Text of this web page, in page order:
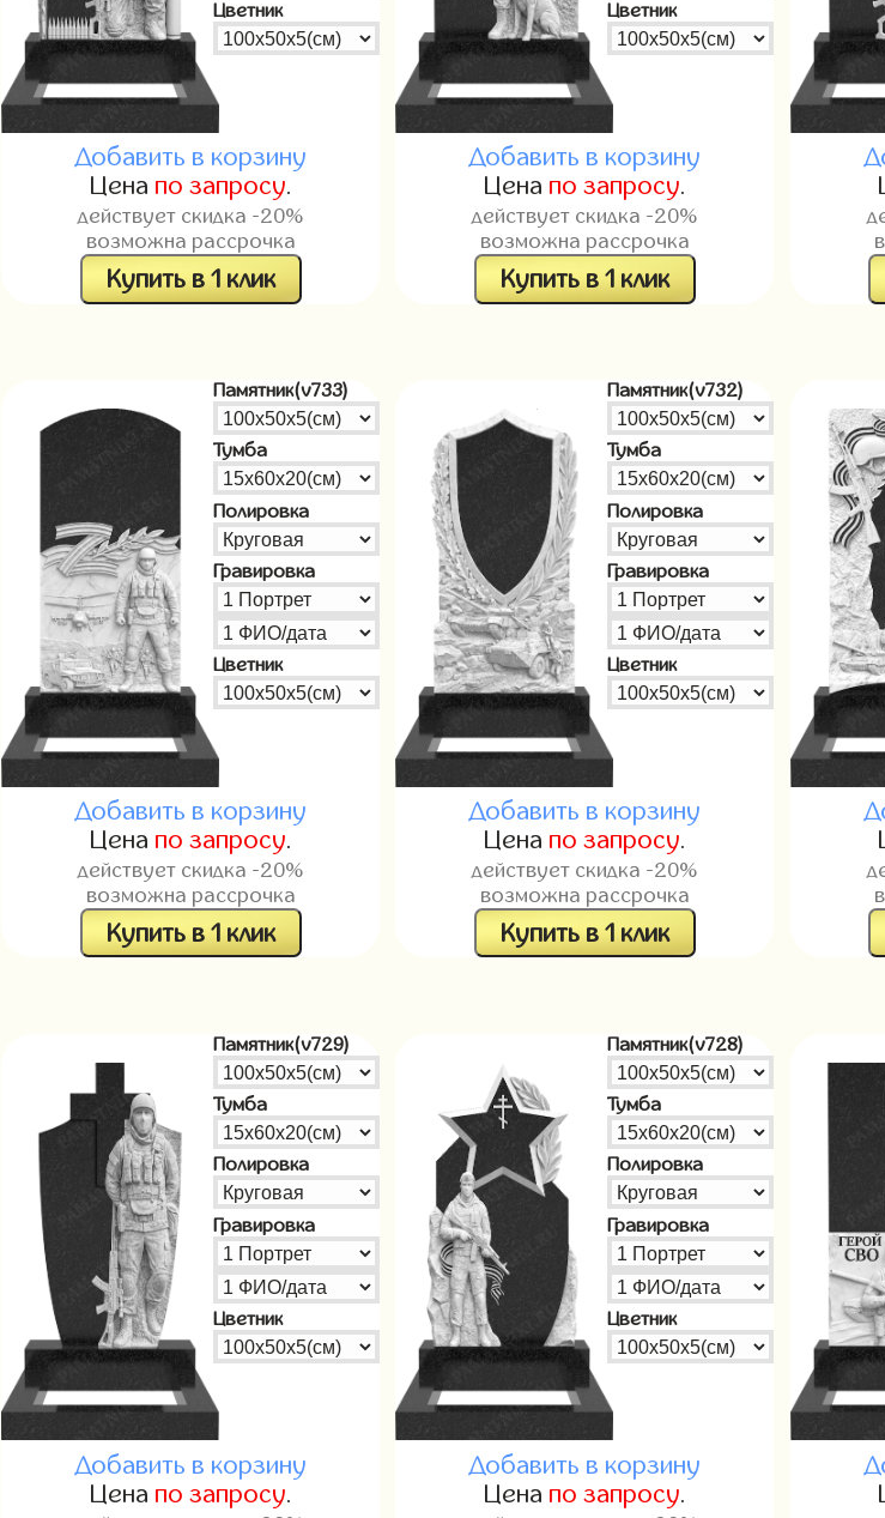
Цветник
Добавить в корзину
Цена по запросу.
действует скидка -20%
возможна рассрочка
Купить в 1 клик
Цветник
Добавить в корзину
Цена по запросу.
действует скидка -20%
возможна рассрочка
Купить в 1 клик
Памятник(v733)
Тумба
Полировка
Гравировка
Цветник
Добавить в корзину
Цена по запросу.
действует скидка -20%
возможна рассрочка
Купить в 1 клик
Памятник(v732)
Тумба
Полировка
Гравировка
Цветник
Добавить в корзину
Цена по запросу.
действует скидка -20%
возможна рассрочка
Купить в 1 клик
Памятник(v729)
Тумба
Полировка
Гравировка
Цветник
Добавить в корзину
Цена по запросу.
Памятник(v728)
Тумба
Полировка
Гравировка
Цветник
Добавить в корзину
Цена по запросу.